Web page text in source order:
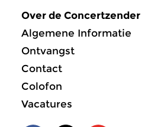
Over de Concertzender
Algemene Informatie
Ontvangst
Contact
Colofon
Vacatures